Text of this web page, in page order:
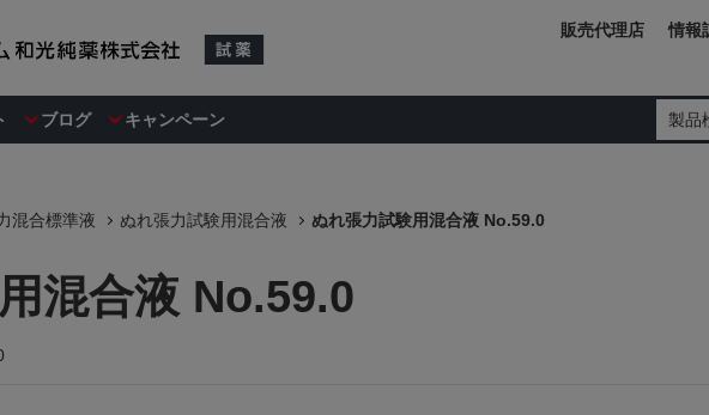
ブログ キャンペーン 製品
販売代理店 情報
混合標準液 ぬれ張力試験用混合液 ぬれ張力試験用混合液 No.59.0
混合液 No.59.0